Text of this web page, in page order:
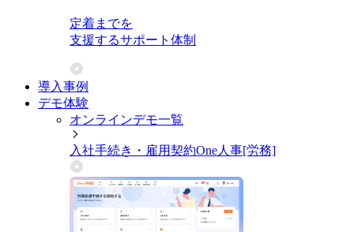
定着までを
支援するサポート体制
導入事例
デモ体験
オンラインデモ一覧
入社手続き・雇用契約One人事[労務]